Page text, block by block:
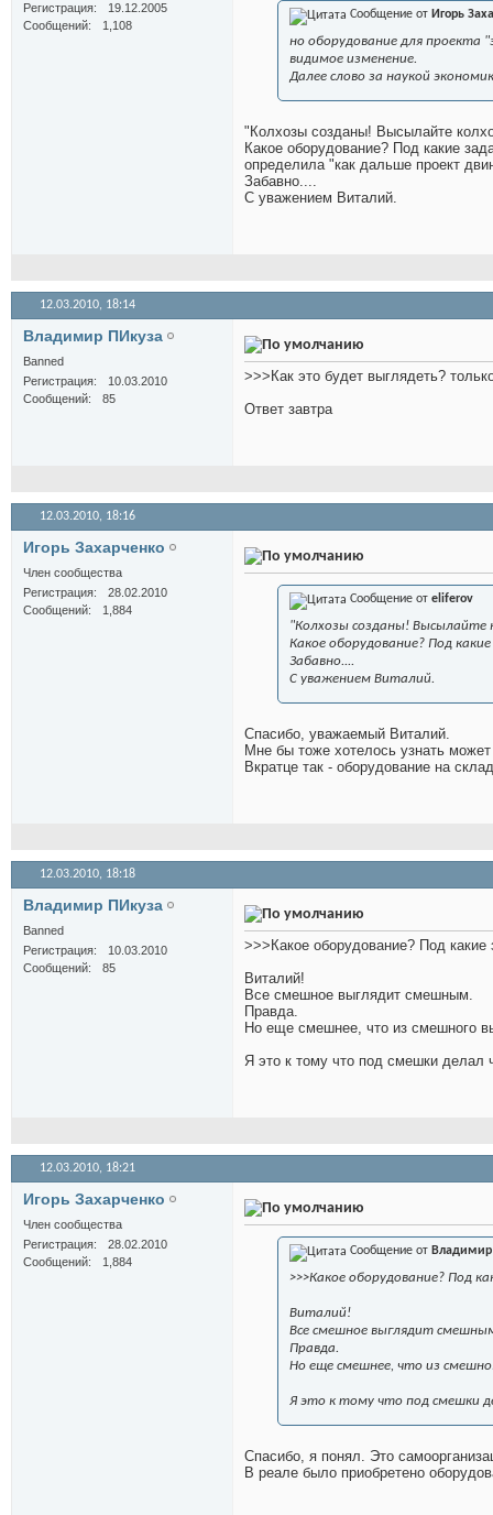
Регистрация
19.12.2005
Сообщений
1,108
Сообщение от Игорь
но оборудование для проекта
видимое изменение.
Далее слово за наукой
"Колхозы созданы! Высылайте
Какое оборудование? Под какие
определила "как дальше проект
Забавно....
С уважением Виталий.
12.03.2010, 18:14
Владимир ПИкуза
Banned
Регистрация
10.03.2010
Сообщений
85
>>>Как это будет выглядеть?
Ответ завтра
12.03.2010, 18:16
Игорь Захарченко
Член сообщества
Регистрация
28.02.2010
Сообщений
1,884
Сообщение от eliferov
"Колхозы созданы! Высылайте
Какое оборудование? Под
Забавно....
С уважением Виталий.
Спасибо, уважаемый Виталий.
Мне бы тоже хотелось узнать
Вкратце так - оборудование на
12.03.2010, 18:18
Владимир ПИкуза
Banned
Регистрация
10.03.2010
Сообщений
85
>>>Какое оборудование? Под
Виталий!
Все смешное выглядит смешным.
Правда.
Но еще смешнее, что из смешного
Я это к тому что под смешки делал
12.03.2010, 18:21
Игорь Захарченко
Член сообщества
Регистрация
28.02.2010
Сообщений
1,884
Сообщение от
>>>Какое оборудование? Под
Виталий!
Все смешное выглядит
Правда.
Но еще смешнее, что из
Я это к тому что под смешки
Спасибо, я понял. Это
В реале было приобретено